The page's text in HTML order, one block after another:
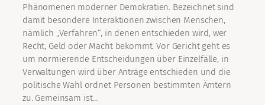
Phänomenen moderner Demokratien. Bezeichnet sind
damit besondere Interaktionen zwischen Menschen,
nämlich „Verfahren“, in denen entschieden wird, wer
Recht, Geld oder Macht bekommt. Vor Gericht geht es
um normierende Entscheidungen über Einzelfälle, in
Verwaltungen wird über Anträge entschieden und die
politische Wahl ordnet Personen bestimmten Ämtern
zu. Gemeinsam ist…